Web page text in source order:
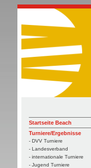
Startseite Beach
Turniere/Ergebnisse
- DVV Turniere
- Landesverband
- internationale Turniere
- Jugend Turniere